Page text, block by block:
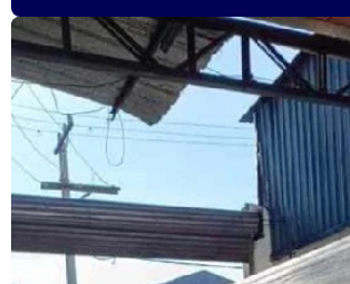
Esquadrias de alumínio valor
Esquadrias anti ruído
Esquadrias condomínio
Esquadrias com isolamento acústico
Esquadrias com persianas integradas